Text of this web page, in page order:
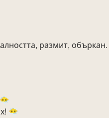
размит, объркан.
😶‍🌫️